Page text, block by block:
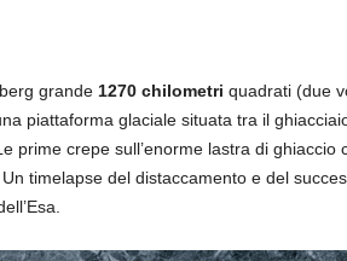
grande 1270 chilometri quadrati (due
piattaforma glaciale situata tra il
prime crepe sull’enorme lastra di ghiaccio
timelapse del distaccamento e del